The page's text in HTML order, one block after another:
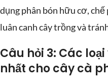
dụng phân bón hữu cơ,
luân canh cây trồng và
Câu hỏi 3: Các
nhất cho cây cà